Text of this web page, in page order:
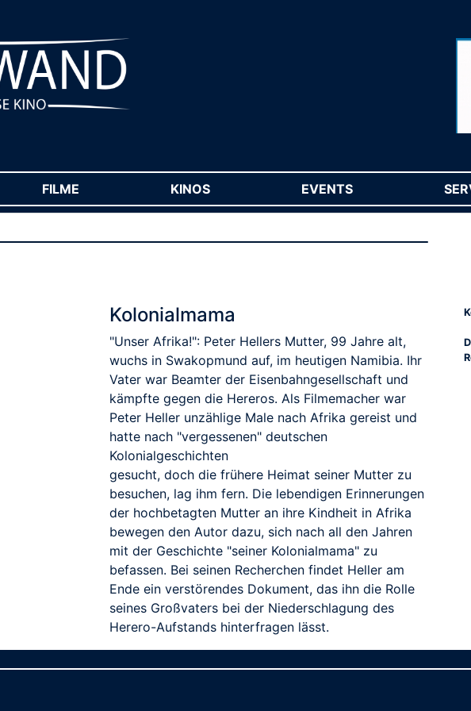
FILME KINOS EVENTS
Kolonialmama
"Unser Afrika!": Peter Hellers Mutter, 99 Jahre alt,
wuchs in Swakopmund auf, im heutigen Namibia. Ihr
Vater war Beamter der Eisenbahngesellschaft und
kämpfte gegen die Hereros. Als Filmemacher war
Peter Heller unzählige Male nach Afrika gereist und
hatte nach "vergessenen" deutschen
Kolonialgeschichten
gesucht, doch die frühere Heimat seiner Mutter zu
besuchen, lag ihm fern. Die lebendigen Erinnerungen
der hochbetagten Mutter an ihre Kindheit in Afrika
bewegen den Autor dazu, sich nach all den Jahren
mit der Geschichte "seiner Kolonialmama" zu
befassen. Bei seinen Recherchen findet Heller am
Ende ein verstörendes Dokument, das ihn die Rolle
seines Großvaters bei der Niederschlagung des
Herero-Aufstands hinterfragen lässt.